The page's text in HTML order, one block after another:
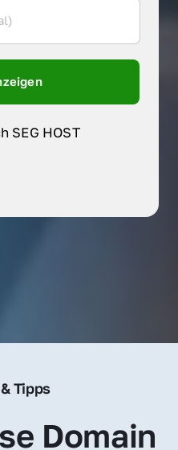
SEG HOST
Tipps
Domain